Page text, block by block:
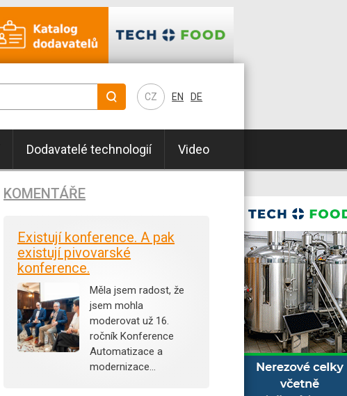
CZ EN DE
Dodavatelé technologií Video
KOMENTÁŘE
Existují konference. A pak
existují pivovarské
konference.
Měla jsem radost, že
jsem mohla
moderovat už 16.
ročník Konference
Automatizace a
modernizace…